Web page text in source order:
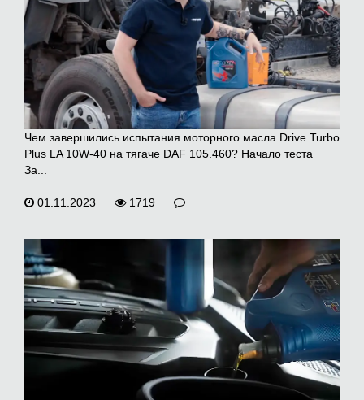
Чем завершились испытания моторного масла Drive Turbo
Plus LA 10W-40 на тягаче DAF 105.460? Начало теста
За...
01.11.2023 1719